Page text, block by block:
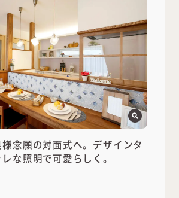
念願の対面式へ。デザインタ
な照明で可愛らしく。